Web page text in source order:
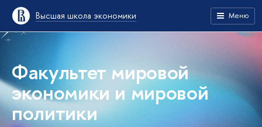
Высшая школа экономики Меню
Факультет мировой
экономики и мировой
политики